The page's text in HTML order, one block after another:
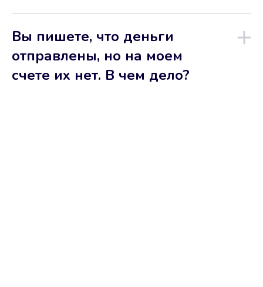
Вы пишете, что деньги
отправлены, но на моем
счете их нет. В чем дело?